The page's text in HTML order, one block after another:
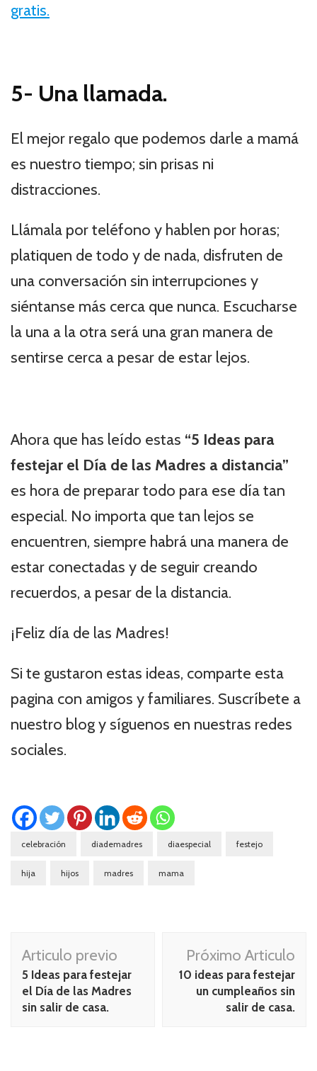
gratis.
5- Una llamada.
El mejor regalo que podemos darle a mamá
es nuestro tiempo; sin prisas ni
distracciones.
Llámala por teléfono y hablen por horas;
platiquen de todo y de nada, disfruten de
una conversación sin interrupciones y
siéntanse más cerca que nunca. Escucharse
la una a la otra será una gran manera de
sentirse cerca a pesar de estar lejos.
Ahora que has leído estas “5 Ideas para
festejar el Día de las Madres a distancia”
es hora de preparar todo para ese día tan
especial. No importa que tan lejos se
encuentren, siempre habrá una manera de
estar conectadas y de seguir creando
recuerdos, a pesar de la distancia.
¡Feliz día de las Madres!
Si te gustaron estas ideas, comparte esta
pagina con amigos y familiares. Suscríbete a
nuestro blog y síguenos en nuestras redes
sociales.
celebración diademadres diaespecial festejo
hija hijos madres mama
Navegación
de
publicación
Articulo previo
5 Ideas para festejar
el Día de las Madres
sin salir de casa.
Próximo Articulo
10 ideas para festejar
un cumpleaños sin
salir de casa.